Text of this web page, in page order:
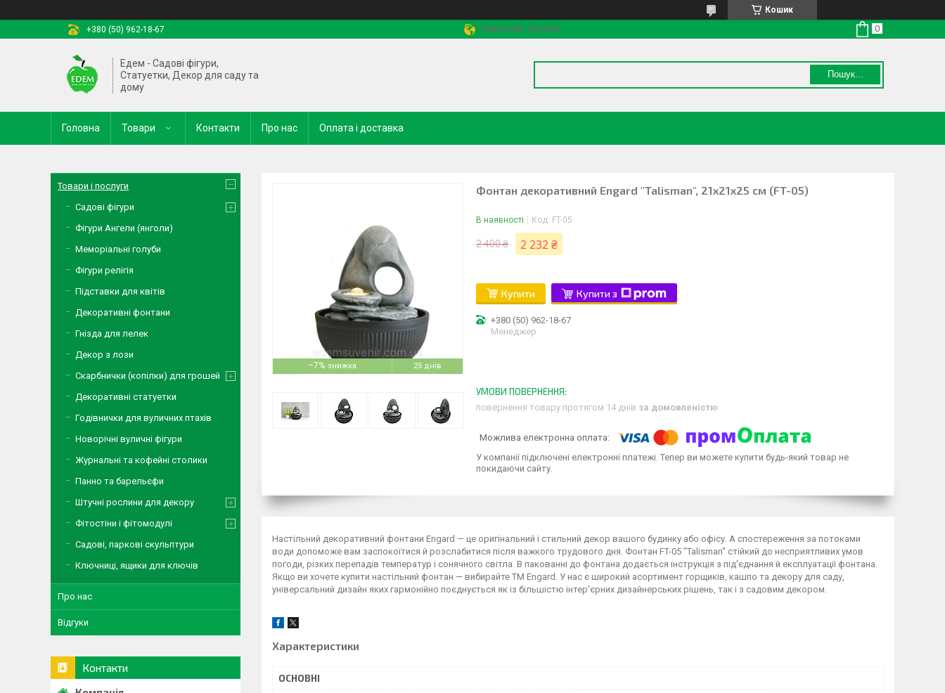
Кошик
+380 (50) 962-18-67
Миколаїв, Україна
Едем - Садові фігури,
Статуетки, Декор для саду та
дому
Пошук...
Головна Товари Контакти Про нас Оплата і доставка
–7% 25 днів
Фонтан декоративний Engard "Talisman", 21х21х25 см (FT-05)
В наявності Код: FT-05
2 400 ₴ 2 232 ₴
Купити Купити з
+380 (50) 962-18-67
Менеджер
повернення товару протягом 14 днів за домовленістю
У компанії підключені електронні платежі. Тепер ви можете купити будь-який товар не
покидаючи сайту.
Настільний декоративний фонтани Engard — це оригінальний і стильний декор вашого будинку або офісу. А спостереження за потоками
води допоможе вам заспокоїтися й розслабитися після важкого трудового дня. Фонтан FT-05 "Talisman" стійкий до несприятливих умов
погоди, різких перепадів температур і сонячного світла. В пакованні до фонтана додається інструкція з під'єднання й експлуатації фонтана.
Якщо ви хочете купити настільний фонтан — вибирайте ТМ Engard. У нас є широкий асортимент горщиків, кашпо та декору для саду,
універсальний дизайн яких гармонійно поєднується як із більшістю інтер'єрних дизайнерських рішень, так і з садовим декором.
Характеристики
ОСНОВНІ
Товари і послуги
Садові фігури
Фігури Ангели (янголи)
Меморіальні голуби
Фігури релігія
Підставки для квітів
Декоративні фонтани
Гнізда для лелек
Декор з лози
Скарбнички (копілки) для грошей
Декоративні статуетки
Годівнички для вуличних птахів
Новорічні вуличні фігури
Журнальні та кофейні столики
Панно та барельєфи
Штучні рослини для декору
Фітостіни і фітомодулі
Садові, паркові скульптури
Ключниці, ящики для ключів
Про нас
Відгуки
Контакти